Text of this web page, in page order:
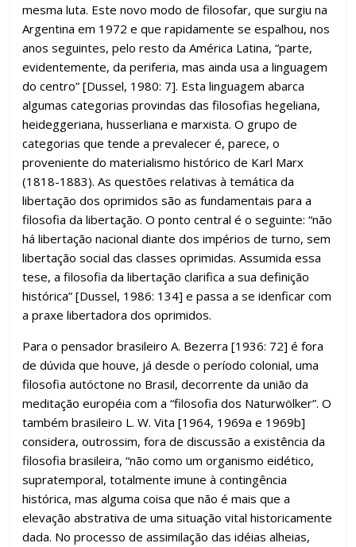
mesma luta. Este novo modo de filosofar, que surgiu na
Argentina em 1972 e que rapidamente se espalhou, nos
anos seguintes, pelo resto da América Latina, “parte,
evidentemente, da periferia, mas ainda usa a linguagem
do centro” [Dussel, 1980: 7]. Esta linguagem abarca
algumas categorias provindas das filosofias hegeliana,
heideggeriana, husserliana e marxista. O grupo de
categorias que tende a prevalecer é, parece, o
proveniente do materialismo histórico de Karl Marx
(1818-1883). As questões relativas à temática da
libertação dos oprimidos são as fundamentais para a
filosofia da libertação. O ponto central é o seguinte: “não
há libertação nacional diante dos impérios de turno, sem
libertação social das classes oprimidas. Assumida essa
tese, a filosofia da libertação clarifica a sua definição
histórica” [Dussel, 1986: 134] e passa a se idenficar com
a praxe libertadora dos oprimidos.
Para o pensador brasileiro A. Bezerra [1936: 72] é fora
de dúvida que houve, já desde o período colonial, uma
filosofia autóctone no Brasil, decorrente da união da
meditação européia com a “filosofia dos Naturwölker”. O
também brasileiro L. W. Vita [1964, 1969a e 1969b]
considera, outrossim, fora de discussão a existência da
filosofia brasileira, “não como um organismo eidético,
supratemporal, totalmente imune à contingência
histórica, mas alguma coisa que não é mais que a
elevação abstrativa de uma situação vital historicamente
dada. No processo de assimilação das idéias alheias,